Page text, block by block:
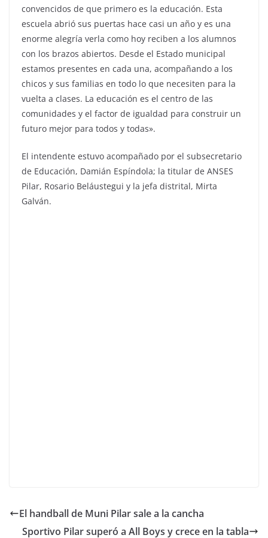
convencidos de que primero es la educación. Esta
escuela abrió sus puertas hace casi un año y es una
enorme alegría verla como hoy reciben a los alumnos
con los brazos abiertos. Desde el Estado municipal
estamos presentes en cada una, acompañando a los
chicos y sus familias en todo lo que necesiten para la
vuelta a clases. La educación es el centro de las
comunidades y el factor de igualdad para construir un
futuro mejor para todos y todas».
El intendente estuvo acompañado por el subsecretario
de Educación, Damián Espíndola; la titular de ANSES
Pilar, Rosario Beláustegui y la jefa distrital, Mirta
Galván.
El handball de Muni Pilar sale a la cancha
Sportivo Pilar superó a All Boys y crece en la tabla